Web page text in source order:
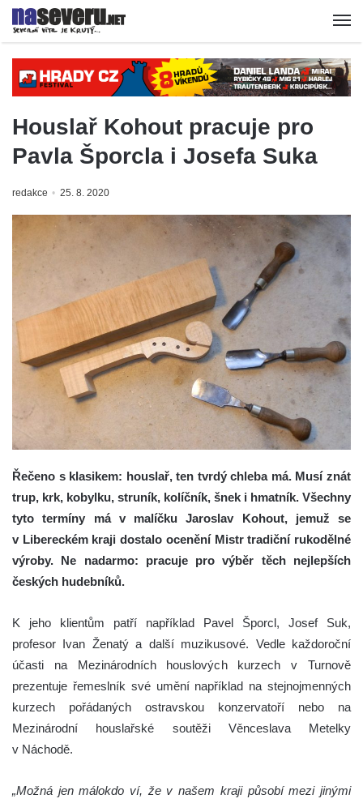
Houslař Kohout pracuje pro
Pavla Šporcla i Josefa Suka
redakce 25. 8. 2020
Řečeno s klasikem: houslař, ten tvrdý chleba má. Musí znát
trup, krk, kobylku, struník, kolíčník, šnek i hmatník. Všechny
tyto termíny má v malíčku Jaroslav Kohout, jemuž se
v Libereckém kraji dostalo ocenění Mistr tradiční rukodělné
výroby. Ne nadarmo: pracuje pro výběr těch nejlepších
českých hudebníků.
K jeho klientům patří například Pavel Šporcl, Josef Suk,
profesor Ivan Ženatý a další muzikusové. Vedle každoroční
účasti na Mezinárodních houslových kurzech v Turnově
prezentuje řemeslník své umění například na stejnojmenných
kurzech pořádaných ostravskou konzervatoří nebo na
Mezinárodní houslařské soutěži Věnceslava Metelky
v Náchodě.
„Možná jen málokdo ví, že v našem kraji působí mezi jinými